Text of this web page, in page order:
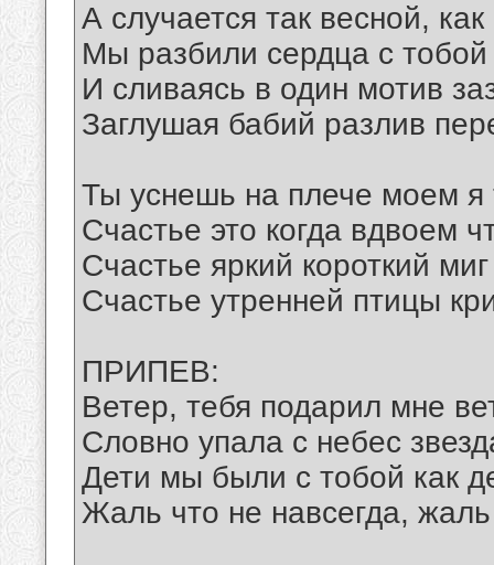
А случается так весной,
Мы разбили сердца с
И сливаясь в один мотив
Заглушая бабий разлив
Ты уснешь на плече моем я
Счастье это когда вдвоем
Счастье яркий короткий
Счастье утренней птицы
ПРИПЕВ:
Ветер, тебя подарил мне
Словно упала с небес
Дети мы были с тобой как
Жаль что не навсегда, жаль